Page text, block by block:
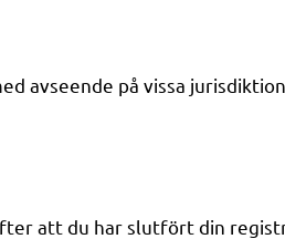
avseende på vissa
att du har slutfört din